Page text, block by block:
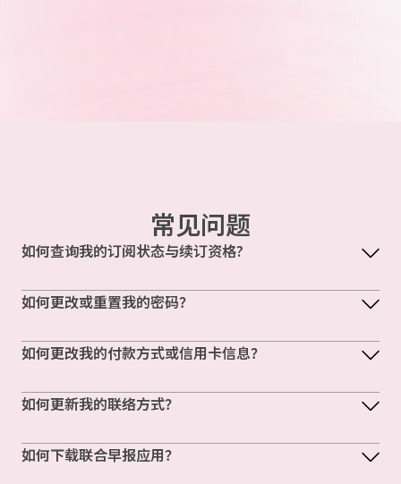
常见问题
如何查询我的订阅状态与续订资格?
如何更改或重置我的密码？
如何更改我的付款方式或信用卡信息？
如何更新我的联络方式？
如何下载联合早报应用？